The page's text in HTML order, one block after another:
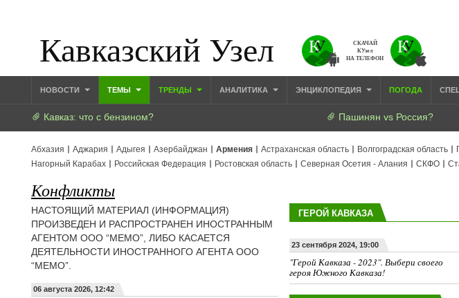
Кавказский Узел
СКАЧАЙ
КУзел
НА ТЕЛЕФОН
НОВОСТИ ТЕМЫ ТРЕНДЫ АНАЛИТИКА ЭНЦИКЛОПЕДИЯ ПОГОДА
Кавказ: что с бензином? Пашинян vs Россия?
Абхазия Аджария Адыгея Азербайджан Армения Астраханская область Волгоградская область
Нагорный Карабах
Российская Федерация Ростовская область Северная Осетия - Алания СКФО
Конфликты
НАСТОЯЩИЙ МАТЕРИАЛ (ИНФОРМАЦИЯ)
ПРОИЗВЕДЕН И РАСПРОСТРАНЕН ИНОСТРАННЫМ
АГЕНТОМ ООО “МЕМО”, ЛИБО КАСАЕТСЯ
ДЕЯТЕЛЬНОСТИ ИНОСТРАННОГО АГЕНТА ООО
“МЕМО”.
06 августа 2026, 12:42
ГЕРОЙ КАВКАЗА
23 сентября 2024, 19:00
"Герой Кавказа - 2023". Выбери своего
героя Южного Кавказа!